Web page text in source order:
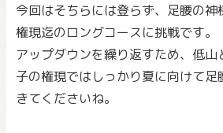
今回はそちらには登らず、足腰の神
権現迄のロングコースに挑戦です。
アップダウンを繰り返すため、低山
子の権現ではしっかり夏に向けて足
きてくださいね。